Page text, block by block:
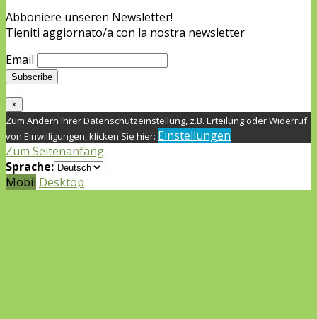
Abboniere unseren Newsletter!
Tieniti aggiornato/a con la nostra newsletter
Email
×
Zum Ändern Ihrer Datenschutzeinstellung, z.B. Erteilung oder Widerruf
von Einwilligungen, klicken Sie hier: Einstellungen
Zum Seitenanfang
Sprache:
Mobil Desktop